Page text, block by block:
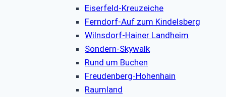
Eiserfeld-Kreuzeiche
Ferndorf-Auf zum Kindelsberg
Wilnsdorf-Hainer Landheim
Sondern-Skywalk
Rund um Buchen
Freudenberg-Hohenhain
Raumland